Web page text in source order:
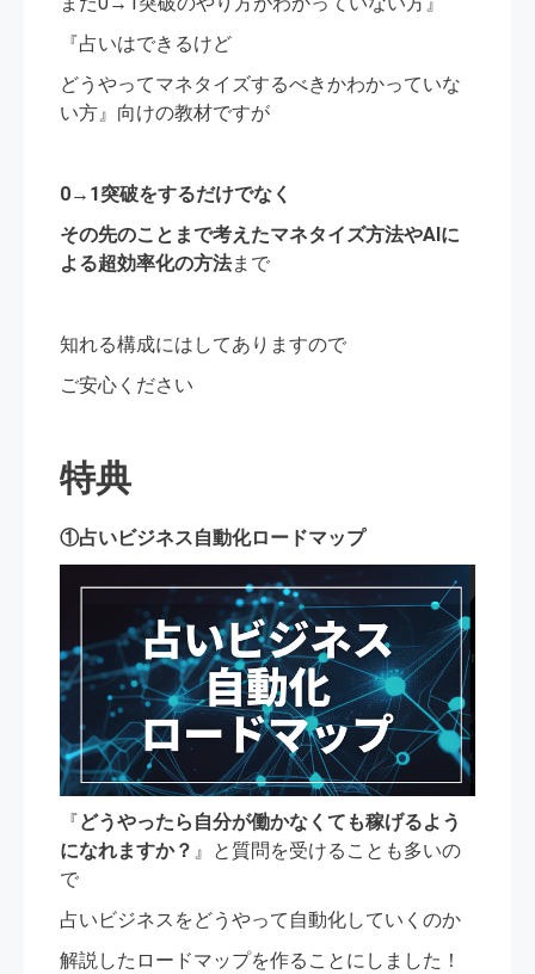
『占いはできるけど
どうやってマネタイズするべきかわかっていな
い方』向けの教材ですが
0→1突破をするだけでなく
その先のことまで考えたマネタイズ方法やAIに
よる超効率化の方法まで
知れる構成にはしてありますので
ご安心ください
特典
①占いビジネス自動化ロードマップ
『どうやったら自分が働かなくても稼げるよう
になれますか？ 』と質問を受けることも多いの
で
占いビジネスをどうやって自動化していくのか
解説したロードマップを作ることにしました！